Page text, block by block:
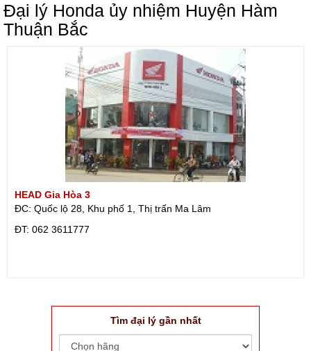
Đại lý Honda ủy nhiệm Huyện Hàm
Thuận Bắc
HEAD Gia Hòa 3
ĐC: Quốc lộ 28, Khu phố 1, Thị trấn Ma Lâm
ÐT: 062 3611777
Tìm đại lý gần nhất